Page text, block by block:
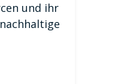
und ihr